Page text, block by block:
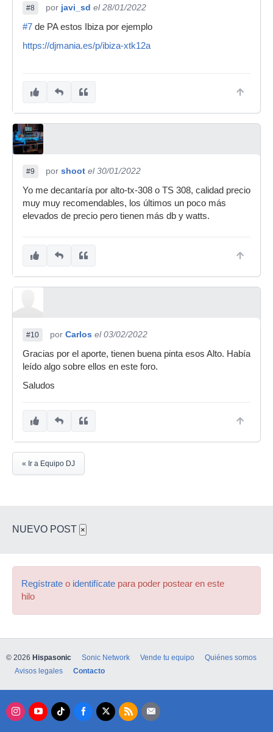
#8 por javi_sd el 28/01/2022
#7 de PA estos Ibiza por ejemplo
https://djmania.es/p/ibiza-xtk12a
#9 por shoot el 30/01/2022
Yo me decantaría por alto-tx-308 o TS 308, calidad precio
muy muy recomendables, los últimos un poco más
elevados de precio pero tienen más db y watts.
#10 por Carlos el 03/02/2022
Gracias por el aporte, tienen buena pinta esos Alto. Había
leído algo sobre ellos en este foro.
Saludos
« Ir a Equipo DJ
NUEVO POST ×
Regístrate o identifícate para poder postear en este
hilo
© 2026 Hispasonic Sonic Network Vende tu equipo
Quiénes somos
Avisos legales
Contacto